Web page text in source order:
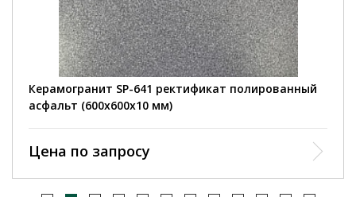
Керамогранит SP-641 ректификат полированный
асфальт (600х600х10 мм)
Цена по запросу